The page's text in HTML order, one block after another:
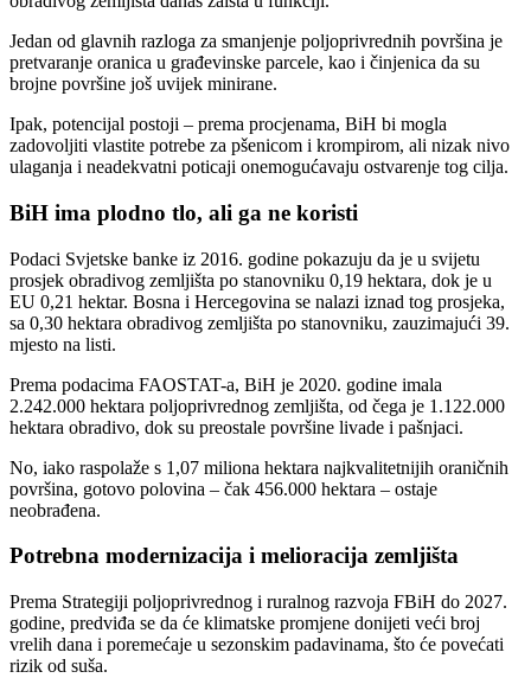
Jedan od glavnih razloga za smanjenje poljoprivrednih površina je
pretvaranje oranica u građevinske parcele, kao i činjenica da su
brojne površine još uvijek minirane.
Ipak, potencijal postoji – prema procjenama, BiH bi mogla
zadovoljiti vlastite potrebe za pšenicom i krompirom, ali nizak nivo
ulaganja i neadekvatni poticaji onemogućavaju ostvarenje tog cilja.
BiH ima plodno tlo, ali ga ne koristi
Podaci Svjetske banke iz 2016. godine pokazuju da je u svijetu
prosjek obradivog zemljišta po stanovniku 0,19 hektara, dok je u
EU 0,21 hektar. Bosna i Hercegovina se nalazi iznad tog prosjeka,
sa 0,30 hektara obradivog zemljišta po stanovniku, zauzimajući 39.
mjesto na listi.
Prema podacima FAOSTAT-a, BiH je 2020. godine imala
2.242.000 hektara poljoprivrednog zemljišta, od čega je 1.122.000
hektara obradivo, dok su preostale površine livade i pašnjaci.
No, iako raspolaže s 1,07 miliona hektara najkvalitetnijih oraničnih
površina, gotovo polovina – čak 456.000 hektara – ostaje
neobrađena.
Potrebna modernizacija i melioracija zemljišta
Prema Strategiji poljoprivrednog i ruralnog razvoja FBiH do 2027.
godine, predviđa se da će klimatske promjene donijeti veći broj
vrelih dana i poremećaje u sezonskim padavinama, što će povećati
rizik od suša.